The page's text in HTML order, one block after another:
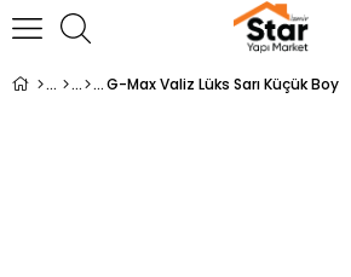
G-Max Valiz Lüks Sarı Küçük Boy